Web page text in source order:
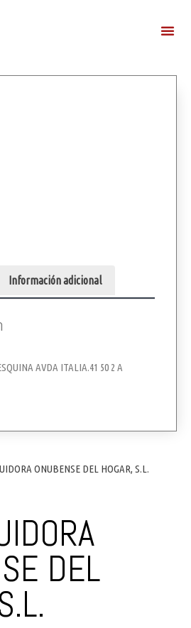
ONUBENSE DEL HOGAR, S.L.
DEL
Información adicional
AVDA ITALIA.41 50 2 A